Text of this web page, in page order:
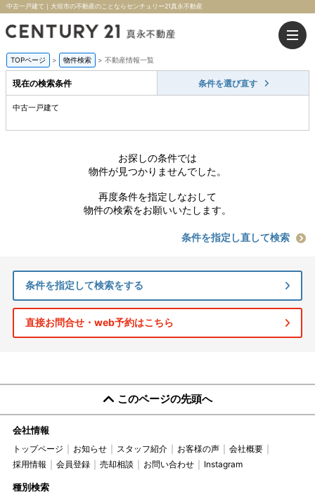
中古一戸建て｜大垣市の不動産のことならセンチュリー21真永不動産
TOPページ > 物件検索 > 不動産情報一覧
現在の検索条件 条件を選び直す
中古一戸建て
お探しの条件では
物件が見つかりませんでした。
再度条件を指定しなおして
物件の検索をお願いいたします。
条件を指定し直して検索
条件を指定して検索をする
直接お問合せ・web予約はこちら
このページの先頭へ
会社情報
トップページ お知らせ スタッフ紹介 お客様の声
会社概要
採用情報
会員登録 売却相談 お問い合わせ Instagram
種別検索